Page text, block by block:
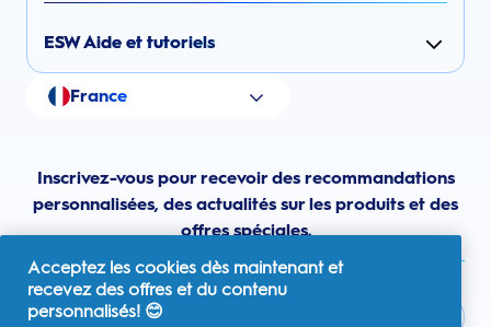
ESW Aide et tutoriels
France
Inscrivez-vous pour recevoir des recommandations
personnalisées, des actualités sur les produits et des
offres spéciales.
Acceptez les cookies dès maintenant et
recevez des offres et du contenu
personnalisés! 😊